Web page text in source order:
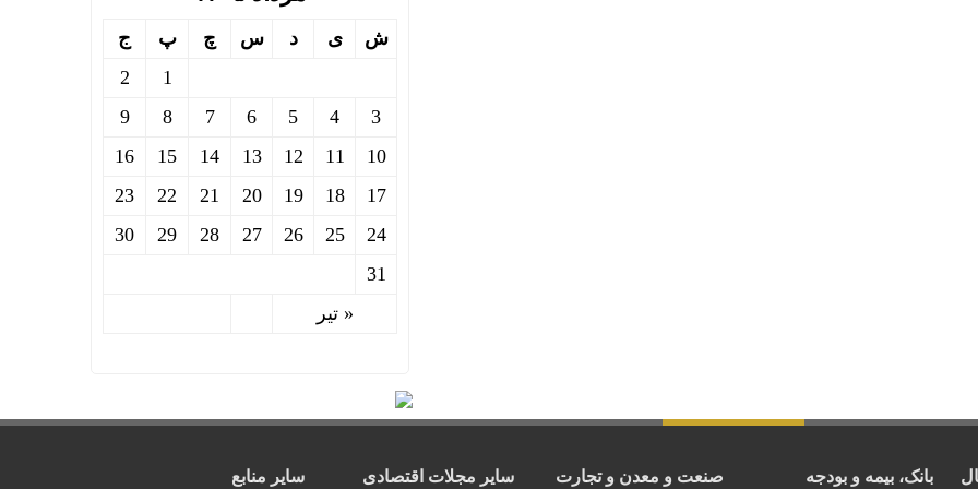
ش ی د س چ پ ج
« تیر
1
2
3
4
5
6
7
8
9
10
11
12
13
14
15
16
17
18
19
20
21
22
23
24
25
26
27
28
29
30
31
بانک، بیمه و بودجه صنعت و معدن و تجارت سایر مجلات اقتصادی سایر منابع